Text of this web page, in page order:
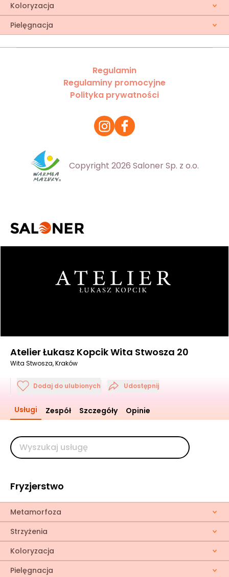
Koloryzacja
Pielęgnacja
Regulamin
Regulaminy promocyjne
Polityka prywatności
Copyright 2026 Saloner Sp. z o.o.
Atelier Łukasz Kopcik Wita Stwosza 20
Wita Stwosza, Kraków
Dodaj do ulubionych Udostępnij
Usługi Zespół Szczegóły Opinie
Fryzjerstwo
Metamorfoza
Strzyżenia
Koloryzacja
Pielęgnacja